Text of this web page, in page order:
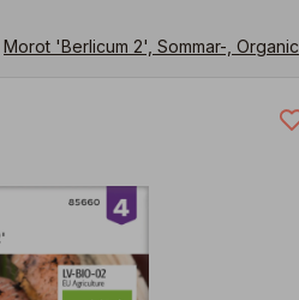
Morot 'Berlicum 2', Sommar-, Organic